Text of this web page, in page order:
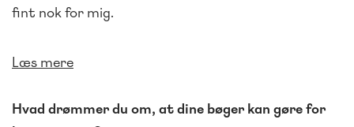
fint nok for mig.
Læs mere
Hvad drømmer du om, at dine bøger kan gøre for